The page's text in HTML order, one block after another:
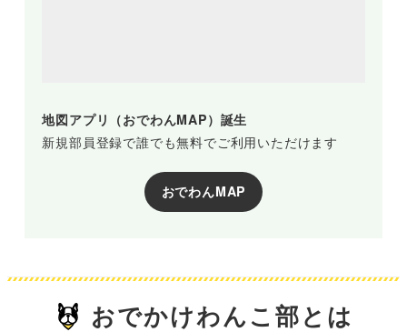
地図アプリ（おでわんMAP）誕生
新規部員登録で誰でも無料でご利用いただけます
おでわんMAP
おでかけわんこ部とは